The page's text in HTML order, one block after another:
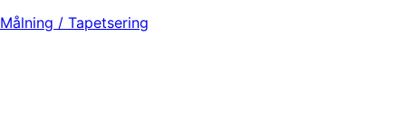
Målning / Tapetsering